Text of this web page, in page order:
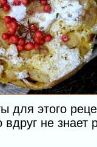
для этого
вдруг не знает